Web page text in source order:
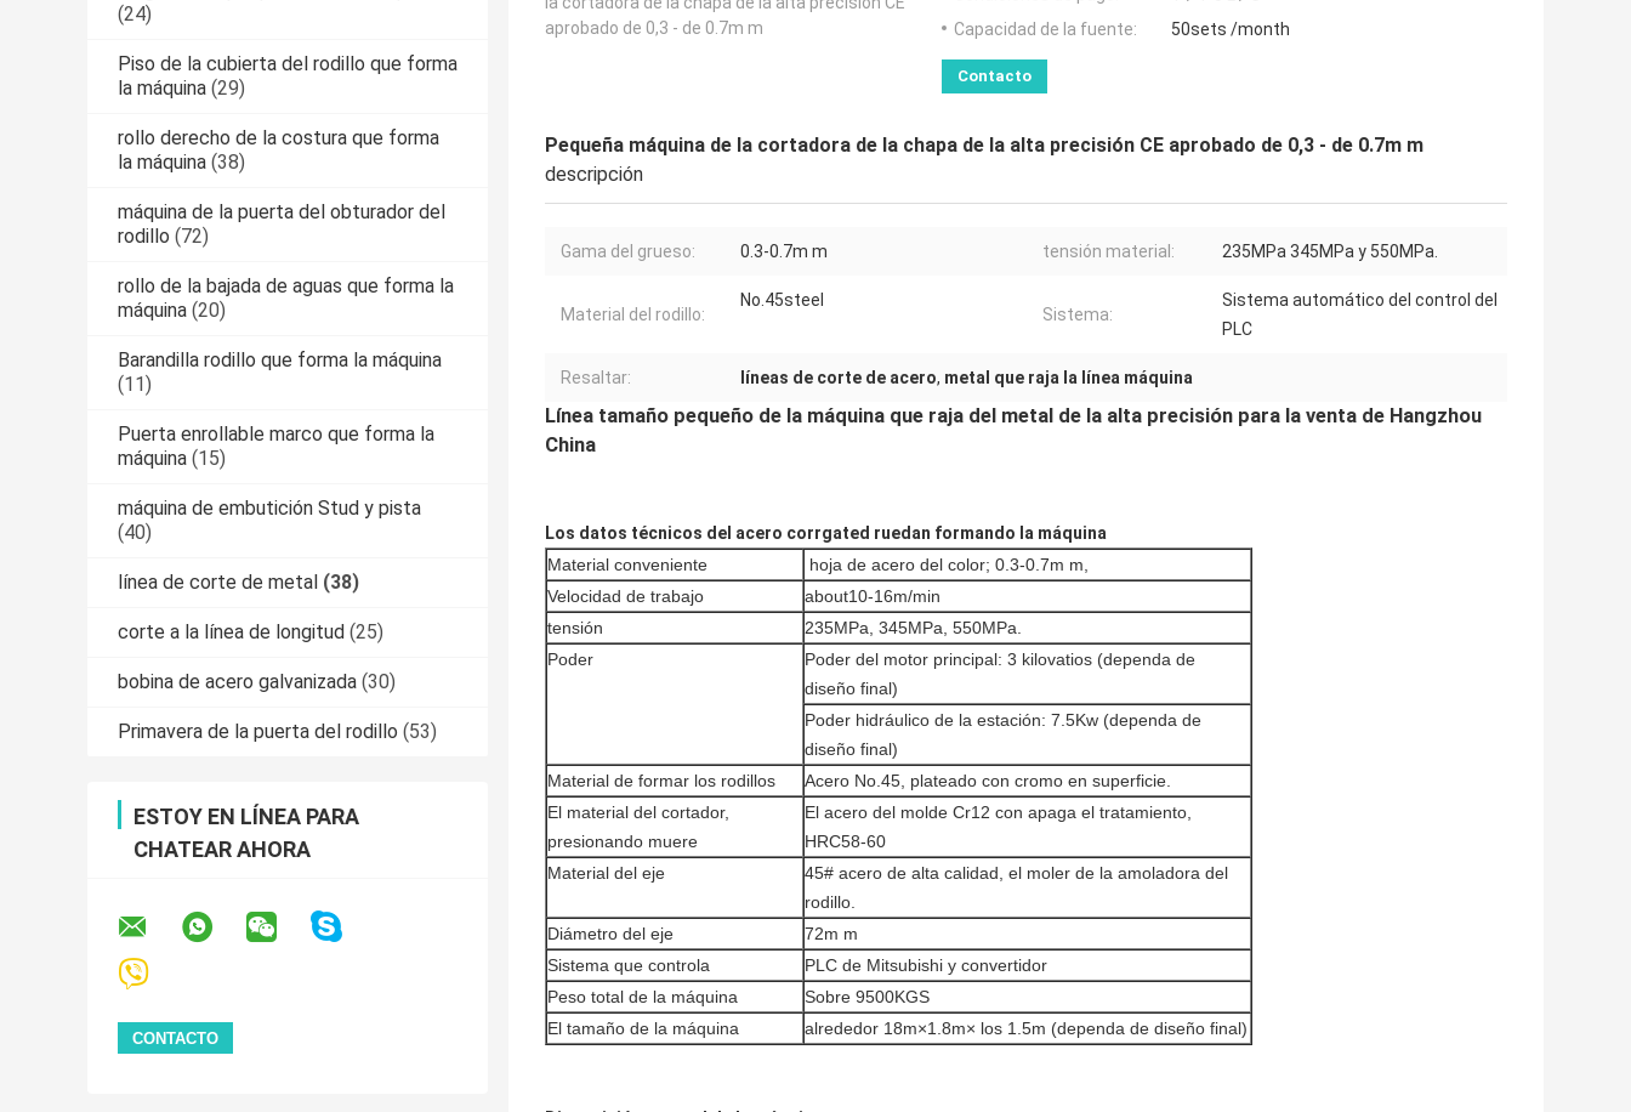
(24)
Piso de la cubierta del rodillo que forma
la máquina (29)
rollo derecho de la costura que forma
la máquina (38)
máquina de la puerta del obturador del
rodillo (72)
rollo de la bajada de aguas que forma la
máquina (20)
Barandilla rodillo que forma la máquina
(11)
Puerta enrollable marco que forma la
máquina (15)
máquina de embutición Stud y pista
(40)
línea de corte de metal (38)
corte a la línea de longitud (25)
bobina de acero galvanizada (30)
Primavera de la puerta del rodillo (53)
ESTOY EN LÍNEA PARA
CHATEAR AHORA
aprobado de 0,3 - de 0.7m m
Capacidad de la fuente:
50sets /month
Contacto
Pequeña máquina de la cortadora de la chapa de la alta precisión CE aprobado de 0,3 - de 0.7m m
descripción
Gama del grueso: 0.3-0.7m m tensión material: 235MPa 345MPa y 550MPa.
Material del rodillo:
No.45steel
Sistema:
Sistema automático del control del
PLC
Resaltar: líneas de corte de acero, metal que raja la línea máquina
Línea tamaño pequeño de la máquina que raja del metal de la alta precisión para la venta de Hangzhou
China
Los datos técnicos del acero corrgated ruedan formando la máquina
Material conveniente
hoja de acero del color; 0.3-0.7m m,
Velocidad de trabajo
about10-16m/min
tensión
235MPa, 345MPa, 550MPa.
Poder
Poder del motor principal: 3 kilovatios (dependa de
diseño final)
Poder hidráulico de la estación: 7.5Kw (dependa de
diseño final)
Material de formar los rodillos
Acero No.45, plateado con cromo en superficie.
El material del cortador,
presionando muere
El acero del molde Cr12 con apaga el tratamiento,
HRC58-60
Material del eje
45# acero de alta calidad, el moler de la amoladora del
rodillo.
Diámetro del eje
72m m
Sistema que controla
PLC de Mitsubishi y convertidor
Peso total de la máquina
Sobre 9500KGS
El tamaño de la máquina
alrededor 18m×1.8m× los 1.5m (dependa de diseño final)